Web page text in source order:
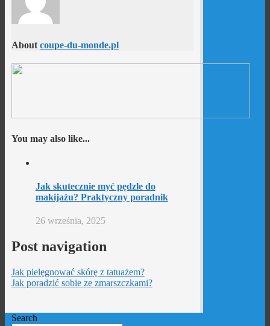
About coupe-du-monde.pl
You may also like...
Jak skutecznie myć pędzle do
makijażu? Praktyczny poradnik
26 września, 2025
Post navigation
Jak pielęgnować skórę z tatuażem?
Jak poradzić sobie ze zmarszczkami?
Search